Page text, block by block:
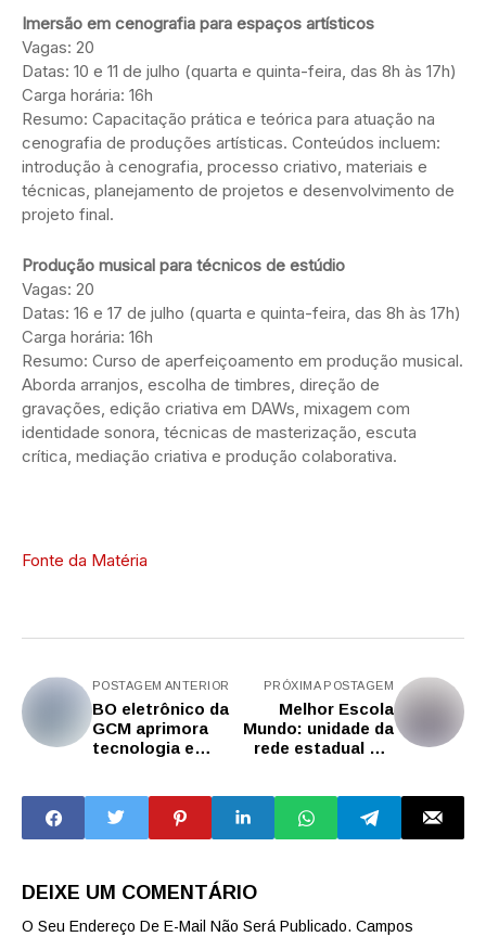
Imersão em cenografia para espaços artísticos
Vagas: 20
Datas: 10 e 11 de julho (quarta e quinta-feira, das 8h às 17h)
Carga horária: 16h
Resumo: Capacitação prática e teórica para atuação na
cenografia de produções artísticas. Conteúdos incluem:
introdução à cenografia, processo criativo, materiais e
técnicas, planejamento de projetos e desenvolvimento de
projeto final.
Produção musical para técnicos de estúdio
Vagas: 20
Datas: 16 e 17 de julho (quarta e quinta-feira, das 8h às 17h)
Carga horária: 16h
Resumo: Curso de aperfeiçoamento em produção musical.
Aborda arranjos, escolha de timbres, direção de
gravações, edição criativa em DAWs, mixagem com
identidade sonora, técnicas de masterização, escuta
crítica, mediação criativa e produção colaborativa.
Fonte da Matéria
POSTAGEM ANTERIOR
BO eletrônico da
GCM aprimora
tecnologia e
criminalidade em
São Caetano
PRÓXIMA POSTAGEM
Melhor Escola
Mundo: unidade da
rede estadual em
premiação
internacional
DEIXE UM COMENTÁRIO
O Seu Endereço De E-Mail Não Será Publicado. Campos